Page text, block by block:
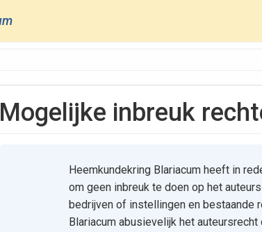
Mogelijke inbreuk
Heemkundekring Blariacum heeft in
om geen inbreuk te doen op het
bedrijven of instellingen en bestaande
Blariacum abusievelijk het